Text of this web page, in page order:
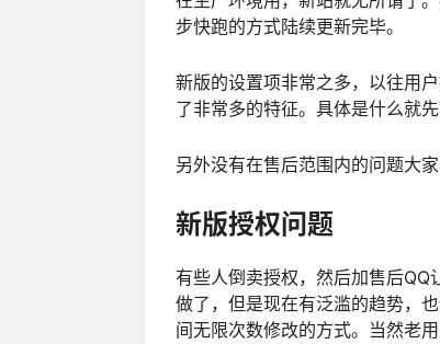
步快跑的方式陆续更新完毕。
新版的设置项非常之多，以往用
了非常多的特征。具体是什么就
另外没有在售后范围内的问题大
新版授权问题
有些人倒卖授权，然后加售后
做了，但是现在有泛滥的趋势，
间无限次数修改的方式。当然老